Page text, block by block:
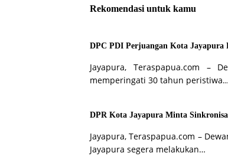
Rekomendasi untuk kamu
DPC PDI Perjuangan Kota Jayapura
Jayapura, Teraspapua.com –
memperingati 30 tahun peristiwa…
DPR Kota Jayapura Minta
Jayapura, Teraspapua.com –
Jayapura segera melakukan…